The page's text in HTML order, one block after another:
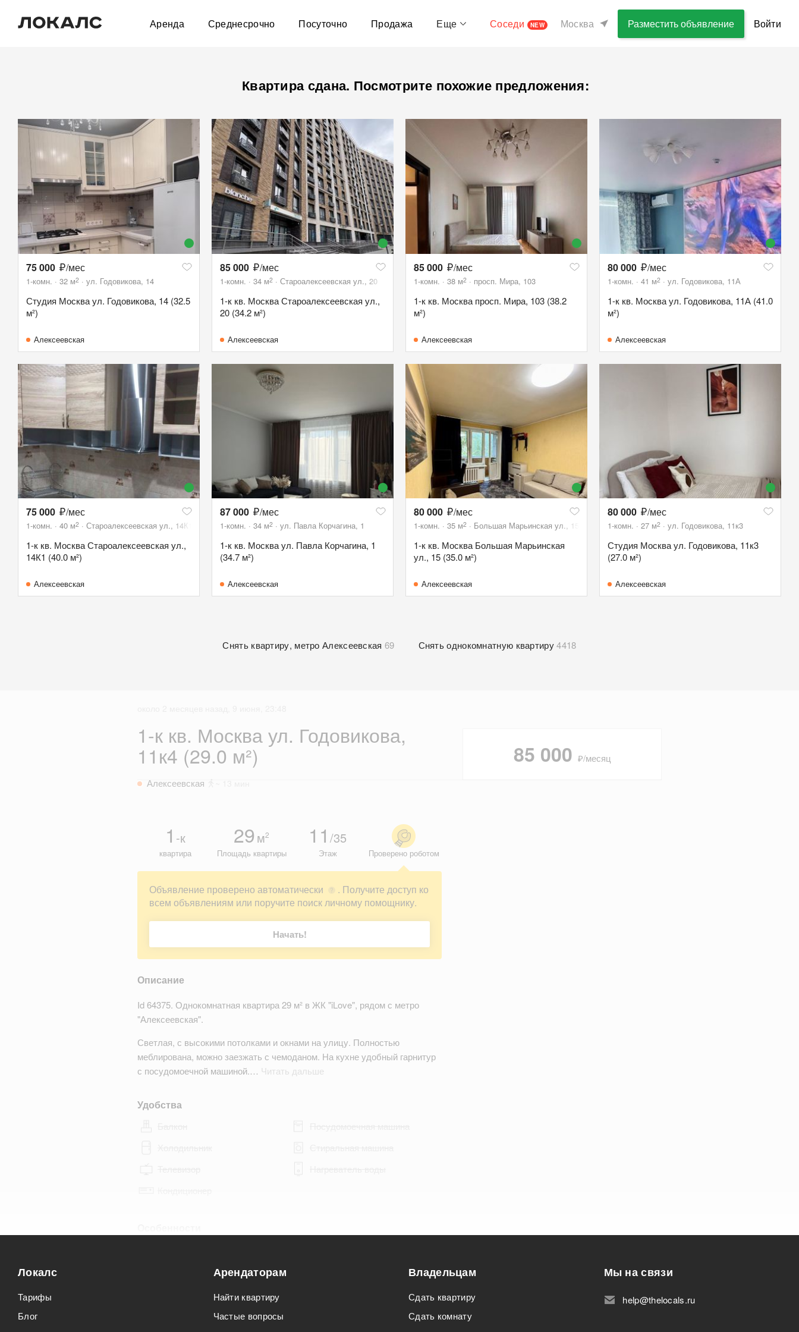
Аренда Среднесрочно Посуточно Продажа Еще Соседи NEW Москва Разместить объявление Войти
Квартира сдана. Посмотрите похожие предложения:
75 000 /мес
1-комн. 32 м2 ул. Годовикова, 14
Студия Москва ул. Годовикова, 14 (32.5
м²)
Алексеевская
85 000 /мес
1-комн. 34 м2 Староалексеевская ул., 20
1-к кв. Москва Староалексеевская ул.,
20 (34.2 м²)
Алексеевская
85 000 /мес
1-комн. 38 м2 просп. Мира, 103
1-к кв. Москва просп. Мира, 103 (38.2
м²)
Алексеевская
80 000 /мес
1-комн. 41 м2 ул. Годовикова, 11А
1-к кв. Москва ул. Годовикова, 11А (41.0
м²)
Алексеевская
75 000 /мес
1-комн. 40 м2 Староалексеевская ул., 14К1
1-к кв. Москва Староалексеевская ул.,
14К1 (40.0 м²)
Алексеевская
87 000 /мес
1-комн. 34 м2 ул. Павла Корчагина, 1
1-к кв. Москва ул. Павла Корчагина, 1
(34.7 м²)
Алексеевская
80 000 /мес
1-комн. 35 м2 Большая Марьинская ул., 15
1-к кв. Москва Большая Марьинская
ул., 15 (35.0 м²)
Алексеевская
80 000 /мес
1-комн. 27 м2 ул. Годовикова, 11к3
Студия Москва ул. Годовикова, 11к3
(27.0 м²)
Алексеевская
Снять квартиру, метро Алексеевская 69 Снять однокомнатную квартиру 4418
1-к кв. Москва ул. Годовикова,
11к4 (29.0 м²)
Алексеевская
1 -к
квартира
29 м2
Площадь квартиры
11 /35
Этаж Проверено роботом
Объявление проверено автоматически ?
. Получите доступ ко
всем объявлениям или поручите поиск личному помощнику.
Начать!
Описание
Id 64375. Однокомнатная квартира 29 м² в ЖК "iLove", рядом с метро
"Алексеевская".
Светлая, с высокими потолками и окнами на улицу. Полностью
меблирована, можно заезжать с чемоданом. На кухне удобный гарнитур
с посудомоечной машиной.… Читать дальше
Удобства
Можно с животными
Подходит для семьи с детьми
85 000 ₽/месяц
Локалс
Тарифы
Блог
Арендаторам
Найти квартиру
Частые вопросы
Владельцам
Сдать квартиру
Сдать комнату
Мы на связи
help@thelocals.ru